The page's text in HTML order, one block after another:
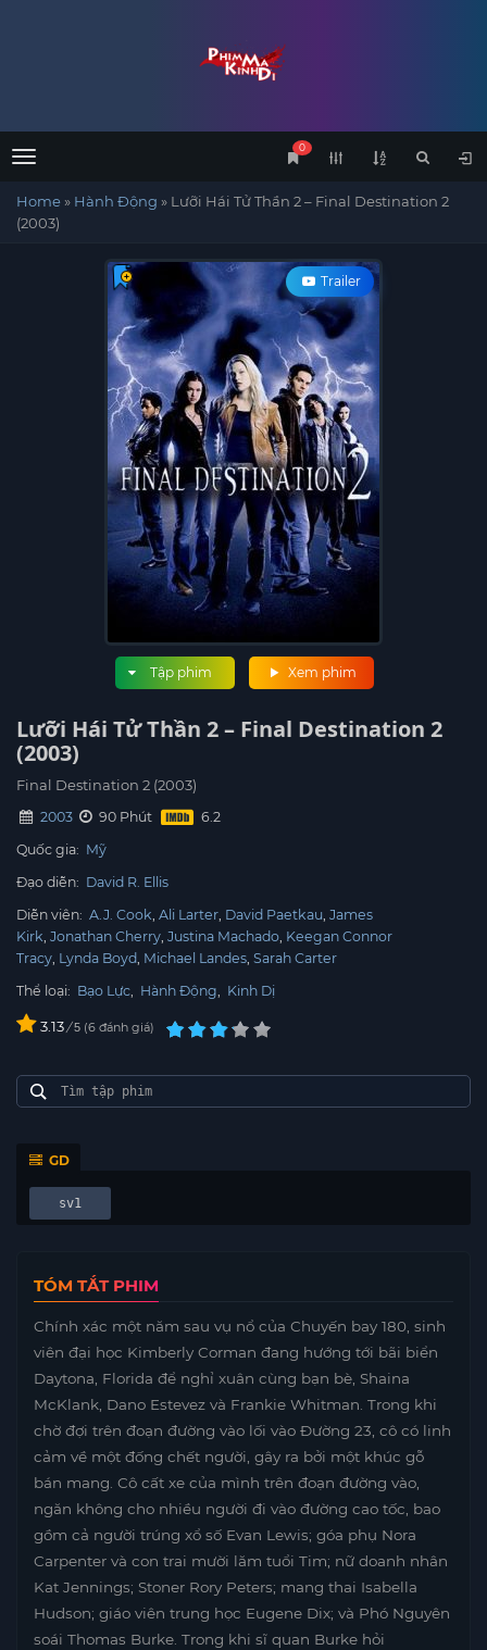
Menu
0
Home» Hành Động » Lưỡi Hái Tử Thần 2 – Final Destination 2
(2003)
Trailer
Xem phim
Tập phim
Lưỡi Hái Tử Thần 2 – Final Destination 2
(2003)
Final Destination 2 (2003)
2003
90 Phút
Quốc gia: Mỹ
Đạo diễn: David R. Ellis
Diễn viên: A.J. Cook Ali Larter David Paetkau James
Kirk Jonathan Cherry Justina Machado Keegan Connor
Tracy Lynda Boyd Michael Landes Sarah Carter
Thể loại: Bạo Lực, Hành Động, Kinh Dị
3.13/ 5 6 đánh giá
GD
sv1
TÓM TẮT PHIM
Chính xác một năm sau vụ nổ của Chuyến bay 180, sinh
viên đại học Kimberly Corman đang hướng tới bãi biển
Daytona, Florida để nghỉ xuân cùng bạn bè, Shaina
McKlank, Dano Estevez và Frankie Whitman. Trong khi
chờ đợi trên đoạn đường vào lối vào Đường 23, cô có linh
cảm về một đống chết người, gây ra bởi một khúc gỗ
bán mang. Cô cất xe của mình trên đoạn đường vào,
ngăn không cho nhiều người đi vào đường cao tốc, bao
gồm cả người trúng xổ số Evan Lewis; góa phụ Nora
Carpenter và con trai mười lăm tuổi Tim; nữ doanh nhân
Kat Jennings; Stoner Rory Peters; mang thai Isabella
Hudson; giáo viên trung học Eugene Dix; và Phó Nguyên
soái Thomas Burke. Trong khi sĩ quan Burke hỏi